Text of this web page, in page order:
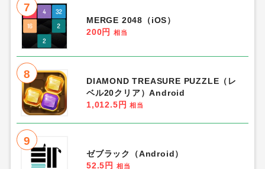
7
MERGE 2048（iOS）
200円
相当
8
DIAMOND TREASURE PUZZLE（レ
ベル20クリア）Android
1,012.5円
相当
9
ゼブラック（Android）
52.5円
相当